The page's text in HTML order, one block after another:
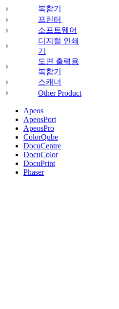
복합기
프린터
소프트웨어
디지털 인쇄
기
도면 출력용
복합기
스캐너
Other Product
Apeos
ApeosPort
ApeosPro
ColorQube
DocuCentre
DocuColor
DocuPrint
Phaser